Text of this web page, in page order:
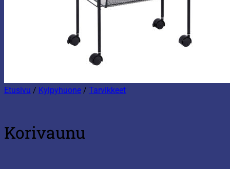
Etusivu / Kylpyhuone / Tarvikkeet
Korivaunu